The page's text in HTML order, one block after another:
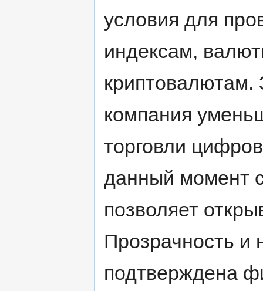
условия для
индексам,
криптовалютам.
компания
торговли
данный момент
позволяет
Прозрачность и
подтверждена